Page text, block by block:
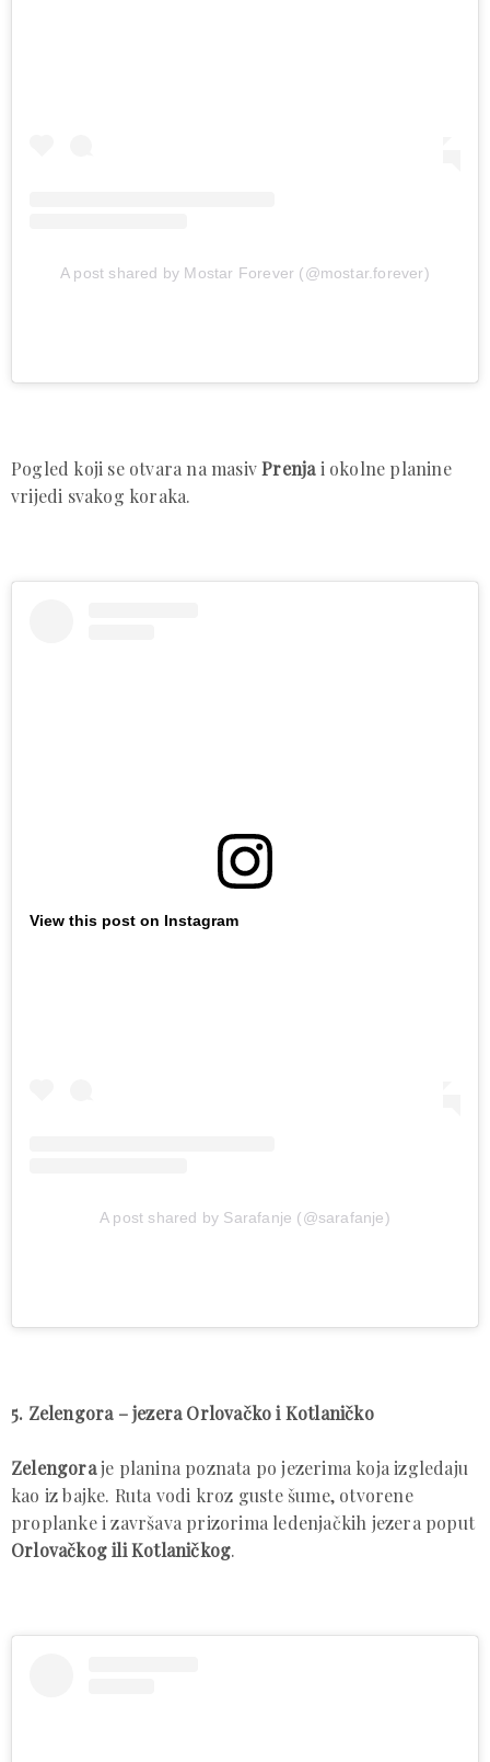
A post shared by Mostar Forever (@mostar.forever)
Pogled koji se otvara na masivPrenjai okolne planine
vrijedi svakog koraka.
View this post on Instagram
A post shared by Sarafanje (@sarafanje)
5. Zelengora – jezera Orlovačko i Kotlaničko
Zelengoraje planina poznata po jezerima koja izgledaju
kao iz bajke. Ruta vodi kroz guste šume, otvorene
proplanke i završava prizorima ledenjačkih jezera poput
Orlovačkog ili Kotlaničkog.